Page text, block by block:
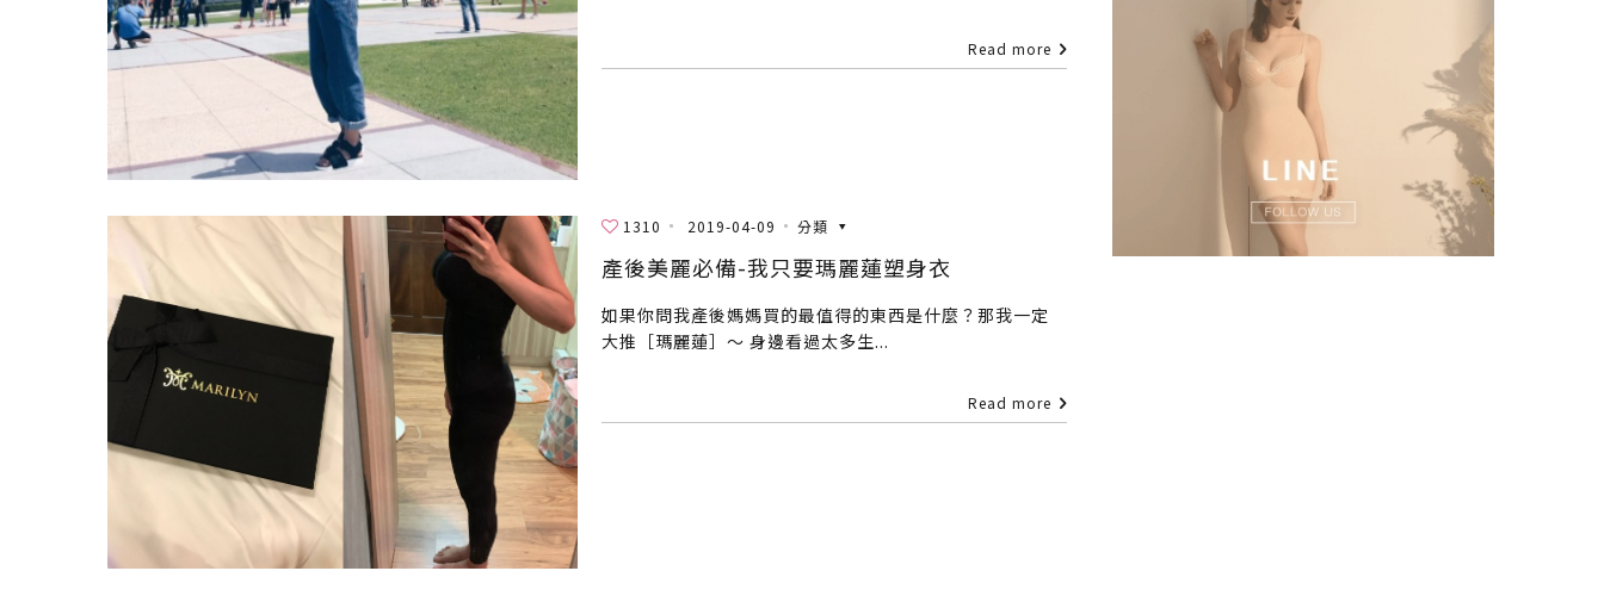
Read more
1310 2019-04-09 分類
產後美麗必備-我只要瑪麗蓮塑身衣
如果你問我產後媽媽買的最值得的東西是什麼？那我一定
大推［瑪麗蓮］～ 身邊看過太多生...
Read more